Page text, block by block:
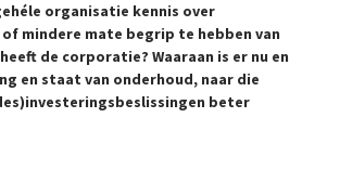
organisatie kennis over
mindere mate begrip te hebben van
de corporatie? Waaraan is er nu en
en staat van onderhoud, naar die
beter